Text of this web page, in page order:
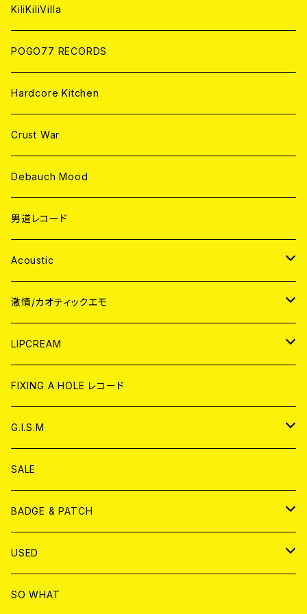
ANALOG
KiliKiliVilla
POGO77 RECORDS
Hardcore Kitchen
Crust War
Debauch Mood
男道レコード
Acoustic
JAPAN
CD
ANALOG
WORLD
CD
ANALOG
激情/カオティックエモ
JAPAN
CD
ANALOG
WORLD
CD
ANALOG
LIPCREAM
CD
アナログ
DVD
T-shirt & WEAR
FIXING A HOLE レコード
G.I.S.M
CD
ANALOG
T-SHIRT & WEAR
DVD
SALE
BADGE & PATCH
BADGE
PATCH
USED
書籍
SO WHAT